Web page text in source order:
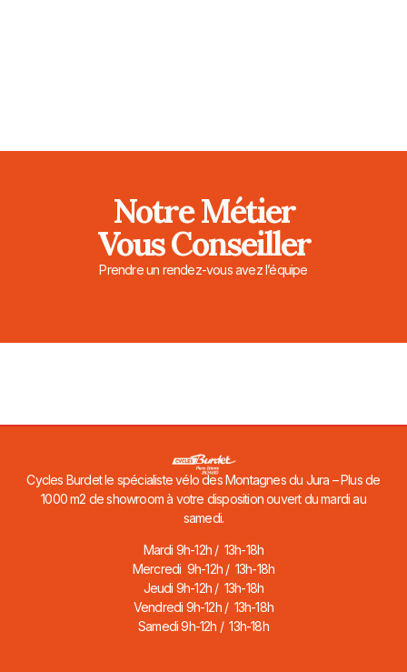
Notre Métier
Vous Conseiller
Prendre un rendez-vous avez l’équipe
Cycles Burdet le spécialiste vélo des Montagnes du Jura – Plus de
1000 m2 de showroom à votre disposition ouvert du mardi au
samedi.
Mardi 9h-12h / 13h-18h
Mercredi 9h-12h / 13h-18h
Jeudi 9h-12h / 13h-18h
Vendredi 9h-12h / 13h-18h
Samedi 9h-12h / 13h-18h